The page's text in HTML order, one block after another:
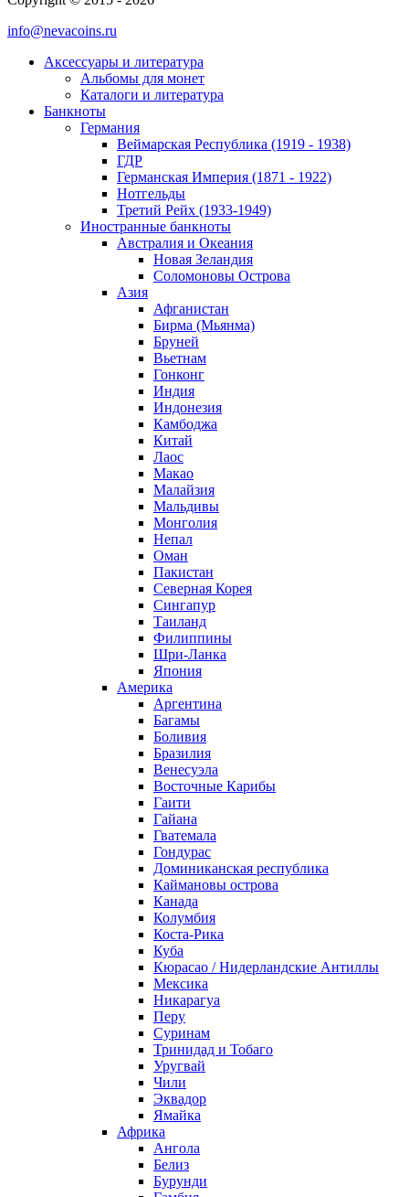
info@nevacoins.ru
Аксессуары и литература
Альбомы для монет
Каталоги и литература
Банкноты
Германия
Веймарская Республика (1919 - 1938)
ГДР
Германская Империя (1871 - 1922)
Нотгельды
Третий Рейх (1933-1949)
Иностранные банкноты
Австралия и Океания
Новая Зеландия
Соломоновы Острова
Азия
Афганистан
Бирма (Мьянма)
Бруней
Вьетнам
Гонконг
Индия
Индонезия
Камбоджа
Китай
Лаос
Макао
Малайзия
Мальдивы
Монголия
Непал
Оман
Пакистан
Северная Корея
Сингапур
Таиланд
Филиппины
Шри-Ланка
Япония
Америка
Аргентина
Багамы
Боливия
Бразилия
Венесуэла
Восточные Карибы
Гаити
Гайана
Гватемала
Гондурас
Доминиканская республика
Каймановы острова
Канада
Колумбия
Коста-Рика
Куба
Кюрасао / Нидерландские Антиллы
Мексика
Никарагуа
Перу
Суринам
Тринидад и Тобаго
Уругвай
Чили
Эквадор
Ямайка
Африка
Ангола
Белиз
Бурунди